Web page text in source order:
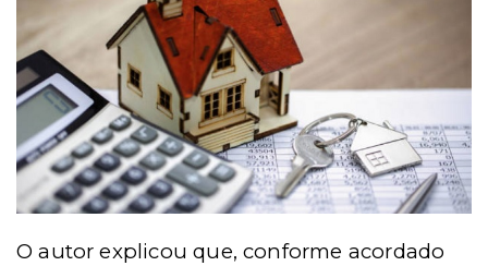
O autor explicou que, conforme acordado